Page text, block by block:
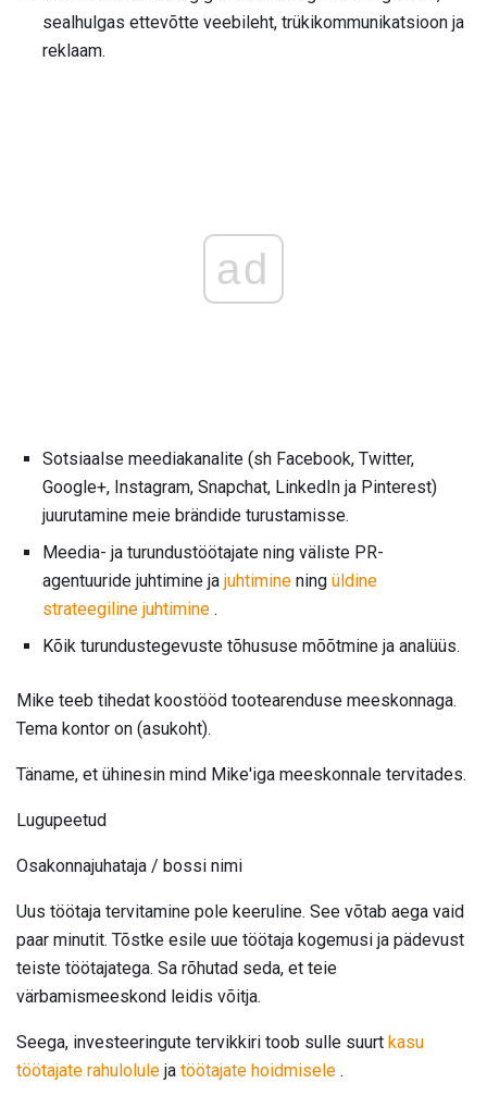
sealhulgas ettevõtte veebileht, trükikommunikatsioon ja
reklaam.
ad
Sotsiaalse meediakanalite (sh Facebook, Twitter,
Google+, Instagram, Snapchat, LinkedIn ja Pinterest)
juurutamine meie brändide turustamisse.
Meedia- ja turundustöötajate ning väliste PR-
agentuuride juhtimine ja juhtimine ning üldine
strateegiline juhtimine .
Kõik turundustegevuste tõhususe mõõtmine ja analüüs.
Mike teeb tihedat koostööd tootearenduse meeskonnaga.
Tema kontor on (asukoht).
Täname, et ühinesin mind Mike'iga meeskonnale tervitades.
Lugupeetud
Osakonnajuhataja / bossi nimi
Uus töötaja tervitamine pole keeruline. See võtab aega vaid
paar minutit. Tõstke esile uue töötaja kogemusi ja pädevust
teiste töötajatega. Sa rõhutad seda, et teie
värbamismeeskond leidis võitja.
Seega, investeeringute tervikkiri toob sulle suurt kasu
töötajate rahulolule ja töötajate hoidmisele .